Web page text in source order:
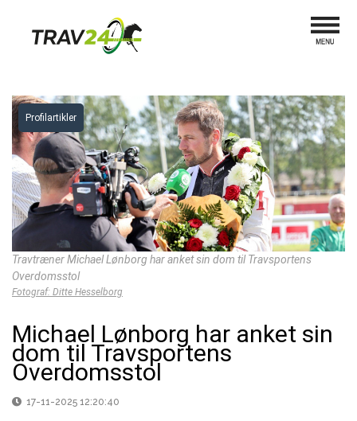
Profilartikler
Travtræner Michael Lønborg har anket sin dom til Travsportens
Overdomsstol
Fotograf: Ditte Hesselborg
Michael Lønborg har anket sin
dom til Travsportens
Overdomsstol
17-11-2025 12:20:40